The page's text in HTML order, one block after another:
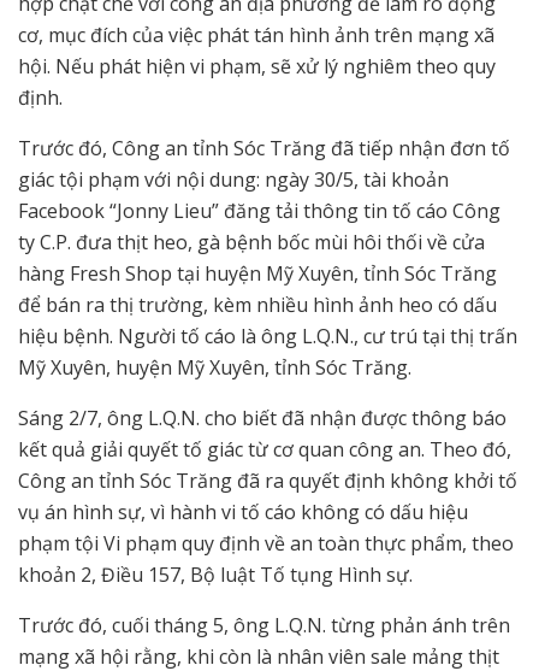
cơ, mục đích của việc phát tán hình ảnh trên mạng xã
hội. Nếu phát hiện vi phạm, sẽ xử lý nghiêm theo quy
định.
Trước đó, Công an tỉnh Sóc Trăng đã tiếp nhận đơn tố
giác tội phạm với nội dung: ngày 30/5, tài khoản
Facebook “Jonny Lieu” đăng tải thông tin tố cáo Công
ty C.P. đưa thịt heo, gà bệnh bốc mùi hôi thối về cửa
hàng Fresh Shop tại huyện Mỹ Xuyên, tỉnh Sóc Trăng
để bán ra thị trường, kèm nhiều hình ảnh heo có dấu
hiệu bệnh. Người tố cáo là ông L.Q.N., cư trú tại thị trấn
Mỹ Xuyên, huyện Mỹ Xuyên, tỉnh Sóc Trăng.
Sáng 2/7, ông L.Q.N. cho biết đã nhận được thông báo
kết quả giải quyết tố giác từ cơ quan công an. Theo đó,
Công an tỉnh Sóc Trăng đã ra quyết định không khởi tố
vụ án hình sự, vì hành vi tố cáo không có dấu hiệu
phạm tội Vi phạm quy định về an toàn thực phẩm, theo
khoản 2, Điều 157, Bộ luật Tố tụng Hình sự.
Trước đó, cuối tháng 5, ông L.Q.N. từng phản ánh trên
mạng xã hội rằng, khi còn là nhân viên sale mảng thịt